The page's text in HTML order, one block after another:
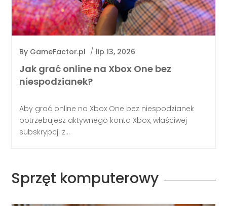
By GameFactor.pl / lip 13, 2026
Jak grać online na Xbox One bez
niespodzianek?
Aby grać online na Xbox One bez niespodzianek
potrzebujesz aktywnego konta Xbox, właściwej
subskrypcji z...
Sprzęt komputerowy